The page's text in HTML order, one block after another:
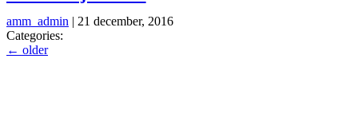
amm_admin | 21 december, 2016
Categories:
← older